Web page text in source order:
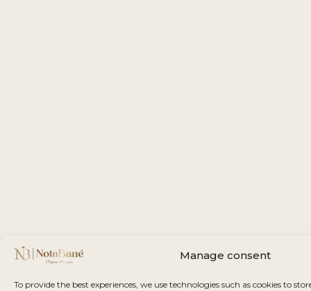
Manage consent
To provide the best experiences, we use technologies such as cookies to